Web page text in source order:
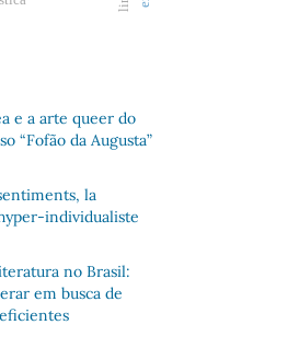
e a arte queer do
“Fofão da Augusta”
la
individualiste
no Brasil:
em busca de